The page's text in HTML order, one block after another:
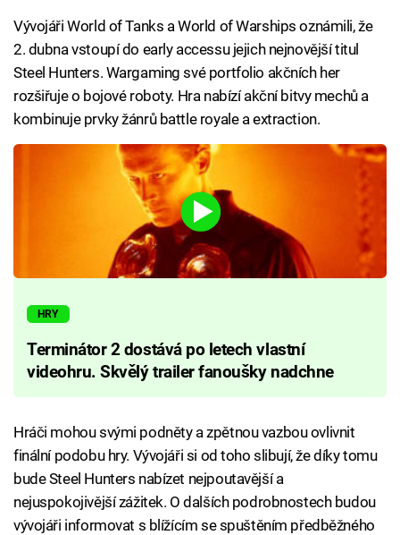
Vývojáři World of Tanks a World of Warships oznámili, že
2. dubna vstoupí do early accessu jejich nejnovější titul
Steel Hunters. Wargaming své portfolio akčních her
rozšiřuje o bojové roboty. Hra nabízí akční bitvy mechů a
kombinuje prvky žánrů battle royale a extraction.
HRY
Terminátor 2 dostává po letech vlastní
videohru. Skvělý trailer fanoušky nadchne
Hráči mohou svými podněty a zpětnou vazbou ovlivnit
finální podobu hry. Vývojáři si od toho slibují, že díky tomu
bude Steel Hunters nabízet nejpoutavější a
nejuspokojivější zážitek. O dalších podrobnostech budou
vývojáři informovat s blížícím se spuštěním předběžného